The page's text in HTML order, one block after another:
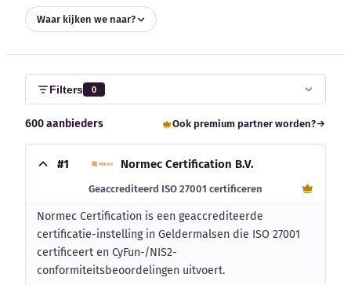
Blog
Externe bronnen
Auteurs
Waar kijken we naar?
Filters 0
600 aanbieders Ook premium partner worden?
#1 Normec Certification B.V.
Geaccrediteerd ISO 27001 certificeren
Normec Certification is een geaccrediteerde
certificatie-instelling in Geldermalsen die ISO 27001
certificeert en CyFun-/NIS2-
conformiteitsbeoordelingen uitvoert.